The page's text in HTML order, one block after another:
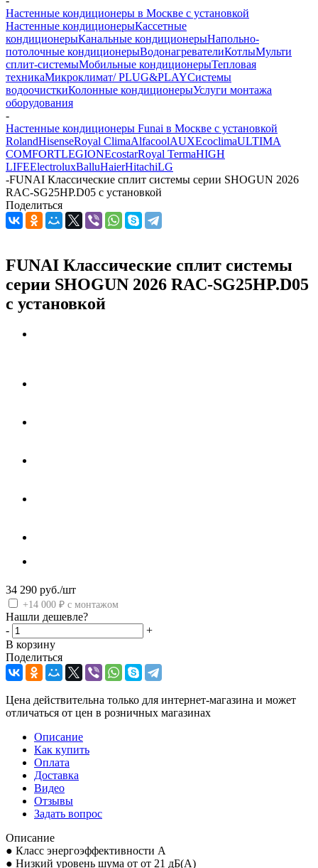
Настенные кондиционеры в Москве с установкой
Настенные кондиционерыКассетные
кондиционерыКанальные кондиционерыНапольно-
потолочные кондиционерыВодонагревателиКотлыМульти
сплит-системыМобильные кондиционерыТепловая
техникаМикроклимат/ PLUG&PLAYСистемы
водоочисткиКолонные кондиционерыУслуги монтажа
оборудования
-
Настенные кондиционеры Funai в Москве с установкой
RolandHisenseRoyal ClimaAlfacoolAUXEcoclimaULTIMA
COMFORTLEGIONEcostarRoyal TermaHIGH
LIFEElectroluxBalluHaierHitachiLG
-FUNAI Классические сплит системы серии SHOGUN 2026
RAC-SG25HP.D05 с установкой
Поделиться
FUNAI Классические сплит системы
серии SHOGUN 2026 RAC-SG25HP.D05
с установкой
34 290 руб./шт
+14 000 ₽ с монтажом
Нашли дешевле?
-
+
В корзину
Поделиться
Цена действительна только для интернет-магазина и может
отличаться от цен в розничных магазинах
Описание
Как купить
Оплата
Доставка
Видео
Отзывы
Задать вопрос
Описание
● Класс энергоэффективности A
● Низкий уровень шума от от 21 дБ(А)